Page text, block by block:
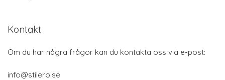
Kontakt
Om du har några frågor kan du kontakta oss via e-post:
info@stilero.se